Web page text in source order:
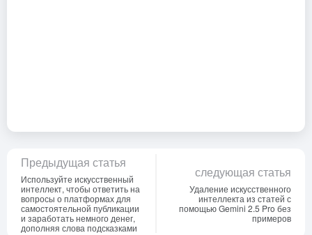
Предыдущая статья
Используйте искусственный
интеллект, чтобы ответить на
вопросы о платформах для
самостоятельной публикации
и заработать немного денег,
дополняя слова подсказками
следующая статья
Удаление искусственного
интеллекта из статей с
помощью Gemini 2.5 Pro без
примеров